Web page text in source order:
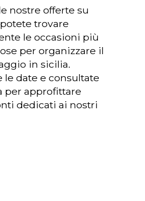
nostre offerte su
trovare
le occasioni più
per organizzare il
in sicilia.
le date e consultate
per approfittare
dedicati ai nostri